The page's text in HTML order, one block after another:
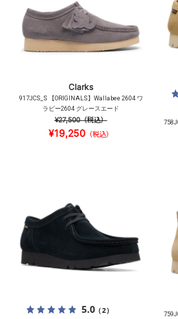
Clarks
917JCS_S 【ORIGINALS】Wallabee 2604 ワ
ラビー2604 グレースエード
¥27,500（税込）
¥19,250 （税込）
5.0（2）